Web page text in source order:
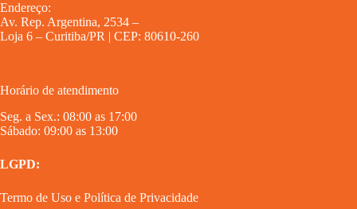
Endereço:
Av. Rep. Argentina, 2534 –
Loja 6 – Curitiba/PR | CEP: 80610-260
Horário de atendimento
Seg. a Sex.: 08:00 as 17:00
Sábado: 09:00 as 13:00
LGPD:
Termo de Uso e Política de Privacidade